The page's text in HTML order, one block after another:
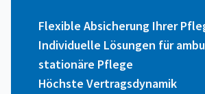
Flexible Absicherung Ihrer
Individuelle Lösungen für
stationäre Pflege
Höchste Vertragsdynamik